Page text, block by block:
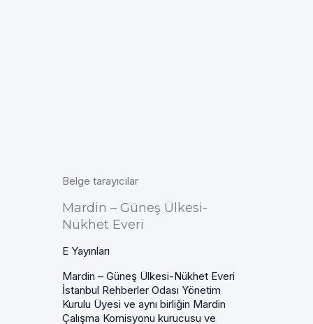
Belge tarayıcılar
Mardin – Güneş Ülkesi-
Nükhet Everi
E Yayınları
Mardin – Güneş Ülkesi-Nükhet Everi
İstanbul Rehberler Odası Yönetim
Kurulu Üyesi ve aynı birliğin Mardin
Çalışma Komisyonu kurucusu ve